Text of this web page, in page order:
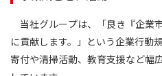
当社グループは、「良き『企業
に貢献します。」という企業行動
寄付や清掃活動、教育支援など幅